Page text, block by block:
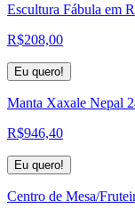
Escultura Fábula em
R$208,00
Eu quero!
Manta Xaxale Nepal
R$946,40
Eu quero!
Centro de Mesa/